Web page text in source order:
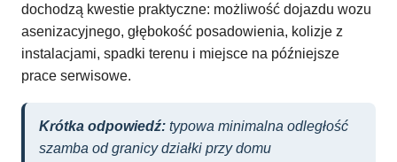
dochodzą kwestie praktyczne: możliwość dojazdu wozu
asenizacyjnego, głębokość posadowienia, kolizje z
instalacjami, spadki terenu i miejsce na późniejsze
prace serwisowe.
Krótka odpowiedź: typowa minimalna odległość
szamba od granicy działki przy domu